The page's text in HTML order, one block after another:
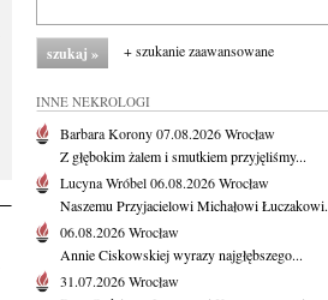
+ szukanie zaawansowane
INNE NEKROLOGI
Barbara Korony07.08.2026Wrocław
Z głębokim żalem i smutkiem przyjęliśmy...
Lucyna Wróbel06.08.2026Wrocław
Naszemu Przyjacielowi Michałowi
06.08.2026Wrocław
Annie Ciskowskiej wyrazy najgłębszego...
31.07.2026Wrocław